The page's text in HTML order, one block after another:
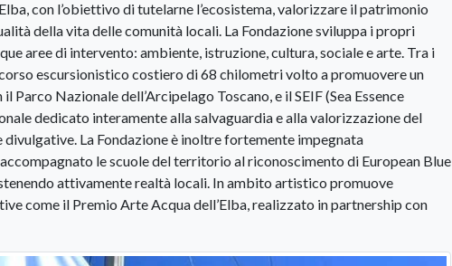
con l’obiettivo di tutelarne l’ecosistema, valorizzare il patrimonio
della vita delle comunità locali. La Fondazione sviluppa i propri
aree di intervento: ambiente, istruzione, cultura, sociale e arte. Tra i
escursionistico costiero di 68 chilometri volto a promuovere un
Nazionale dell’Arcipelago Toscano, e il SEIF (Sea Essence
dedicato interamente alla salvaguardia e alla valorizzazione del
La Fondazione è inoltre fortemente impegnata
le scuole del territorio al riconoscimento di European Blue
attivamente realtà locali. In ambito artistico promuove
come il Premio Arte Acqua dell’Elba, realizzato in partnership con